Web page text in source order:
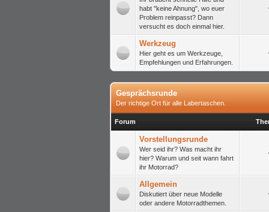
habt "keine Ahnung", wo euer
Problem reinpasst? Dann
versucht es doch einmal hier.
Werkzeug
Hier geht es um Werkzeuge,
Empfehlungen und Erfahrungen.
Gesprächsrunde
Der richtige Ort für alle Labertaschen.
Forum
Vorstellungsrunde
Wer seid ihr? Was macht ihr
hier? Warum und seit wann fahrt
ihr Motorrad?
Allgemein
Diskutiert über neue Modelle
oder andere Motorradthemen.